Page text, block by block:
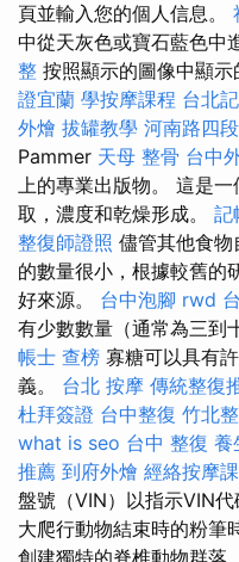
頁並輸入您的個人信息。
中從天灰色或寶石藍色中
整 按照顯示的圖像中顯示
證宜蘭 學按摩課程 台北
外燴 拔罐教學 河南路四
Pammer 天母 整骨 台中
上的專業出版物。 這是
取，濃度和乾燥形成。 記
整復師證照 儘管其他食
的數量很小，根據較舊的
好來源。 台中泡腳 rwd
有少數數量（通常為三到
帳士 查榜 寡糖可以具有
義。 台北 按摩 傳統整復
杜拜簽證 台中整復 竹北
what is seo 台中 整復 養
推薦 到府外燴 經絡按摩
盤號（VIN）以指示VIN
大爬行動物結束時的粉筆
創建獨特的脊椎動物群落。